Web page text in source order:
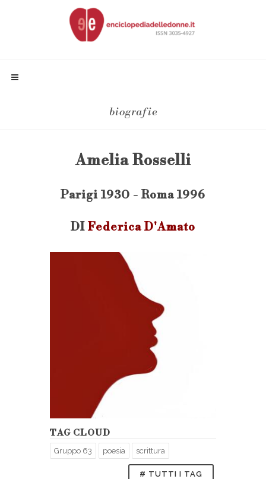
biografie
Amelia Rosselli
Parigi 1930 - Roma 1996
DI Federica D'Amato
TAG CLOUD
Gruppo 63 poesia scrittura
# TUTTI I TAG